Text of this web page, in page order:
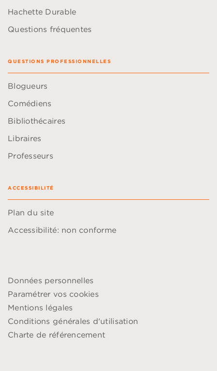
Hachette Durable
Questions fréquentes
QUESTIONS PROFESSIONNELLES
Blogueurs
Comédiens
Bibliothécaires
Libraires
Professeurs
ACCESSIBILITÉ
Plan du site
Accessibilité: non conforme
Données personnelles
Paramétrer vos cookies
Mentions légales
Conditions générales d'utilisation
Charte de référencement